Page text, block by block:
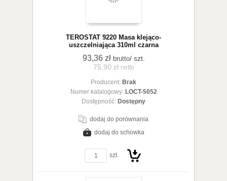
koszyka
TEROSTAT 9220 Masa klejąco-
uszczelniająca 310ml czarna
93,36 zł brutto/ szt.
75,90 zł netto
Producent: Brak
Numer katalogowy: LOCT-5052
Dostępność: Dostępny
dodaj do porównania
dodaj do schowka
szt.